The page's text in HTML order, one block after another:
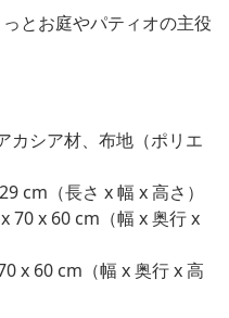
とお庭やパティオの主役
カシア材、布地（ポリエ
cm（長さ x 幅 x 高さ）
70 x 60 cm（幅 x 奥行 x
x 60 cm（幅 x 奥行 x 高